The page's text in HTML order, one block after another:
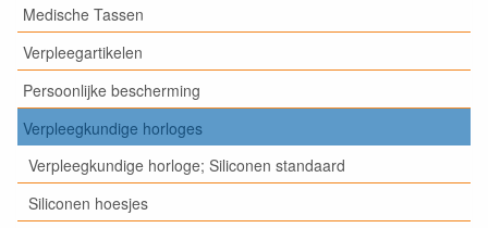
Medische Tassen
Verpleegartikelen
Persoonlijke bescherming
Verpleegkundige horloges
Verpleegkundige horloge; Siliconen standaard
Siliconen hoesjes